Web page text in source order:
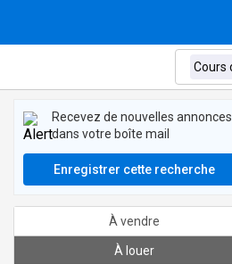
Recevez de nouvelles annonces
dans votre boîte mail
Enregistrer cette recherche
À vendre
À louer